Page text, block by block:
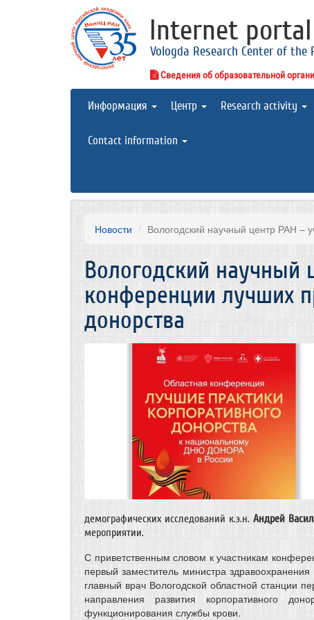
Internet portal
Vologda Research Center of the
Сведения об образовательной
Информация Центр Research activity
Contact information
Новости Вологодский научный центр РАН –
Вологодский научный
конференции лучших
донорства
демографических исследований к.э.н.Андрей
мероприятии.
С приветственным словом к участникам
первый заместитель министра
главный врач Вологодской областной станции
направления развития корпоративного
функционирования службы крови.